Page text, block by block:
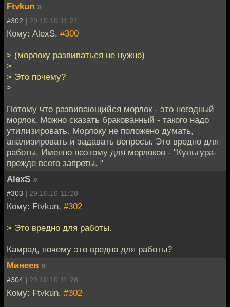
Ftvkun »
#302 | 29.10.10 11:21
Кому: AlexS, #300
> (морлоку развиваться не нужно)
>
> Это почему?
>
Потому что развивающийся морлок - это негодный
морлок. Можно сказать бракованный - такого надо
утилизировать. Морлоку не положено думать,
анализировать и задавать вопросы. Это вредно для
работы. Именно поэтому для морлоков - "Культура-
прежде всего запреты. "
AlexS »
#303 | 29.10.10 11:28
Кому: Ftvkun, #302
> Это вредно для работы.
Камрад, почему это вредно для работы?
Минеев »
#304 | 29.10.10 11:28
Кому: Ftvkun, #302